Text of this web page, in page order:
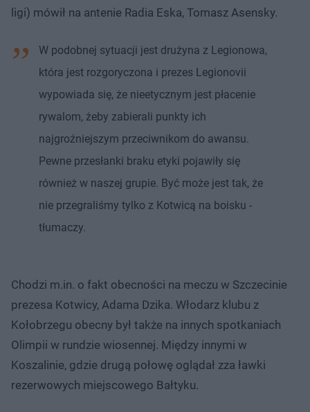
ligi) mówił na antenie Radia Eska, Tomasz Asensky.
W podobnej sytuacji jest drużyna z Legionowa,
która jest rozgoryczona i prezes Legionovii
wypowiada się, że nieetycznym jest płacenie
rywalom, żeby zabierali punkty ich
najgroźniejszym przeciwnikom do awansu.
Pewne przesłanki braku etyki pojawiły się
również w naszej grupie. Być może jest tak, że
nie przegraliśmy tylko z Kotwicą na boisku -
tłumaczy.
Chodzi m.in. o fakt obecności na meczu w Szczecinie
prezesa Kotwicy, Adama Dzika. Włodarz klubu z
Kołobrzegu obecny był także na innych spotkaniach
Olimpii w rundzie wiosennej. Między innymi w
Koszalinie, gdzie drugą połowę oglądał zza ławki
rezerwowych miejscowego Bałtyku.